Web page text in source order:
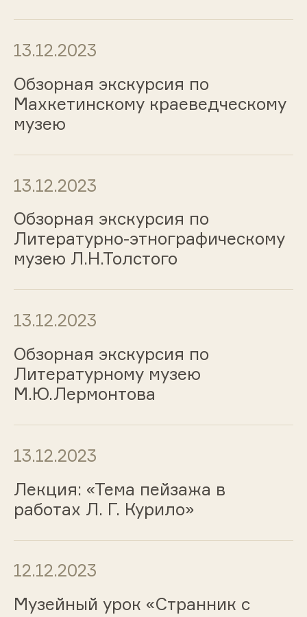
13.12.2023
Обзорная экскурсия по
Махкетинскому краеведческому
музею
13.12.2023
Обзорная экскурсия по
Литературно-этнографическому
музею Л.Н.Толстого
13.12.2023
Обзорная экскурсия по
Литературному музею
М.Ю.Лермонтова
13.12.2023
Лекция: «Тема пейзажа в
работах Л. Г. Курило»
12.12.2023
Музейный урок «Странник с